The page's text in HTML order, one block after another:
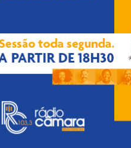
Sudoeste
morreu em um
. Thiago Guimarães
quando colidiu